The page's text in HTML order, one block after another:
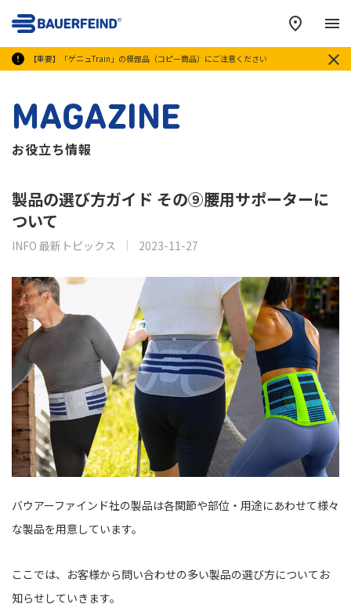
【重要】「ゲニュTrain」の模倣品（コピー商品）にご注意ください
メ
MAGAZINE
お役立ち情報
製品の選び方ガイド その⑨腰用サポーターに
ついて
INFO 最新トピックス 2023-11-27
バウアーファインド社の製品は各関節や部位・用途にあわせて様々
な製品を用意しています。
ここでは、お客様から問い合わせの多い製品の選び方についてお
知らせしていきます。